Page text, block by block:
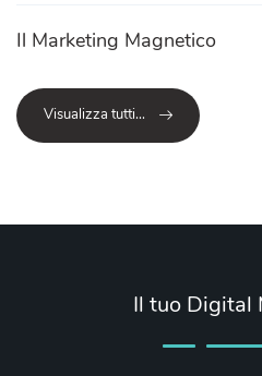
Il Marketing Magnetico
Visualizza tutti...
Il tuo Digital